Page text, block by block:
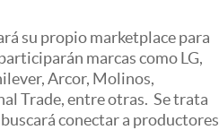
su propio marketplace para
marcas como LG,
Arcor, Molinos,
Trade, entre otras. Se trata
conectar a productores